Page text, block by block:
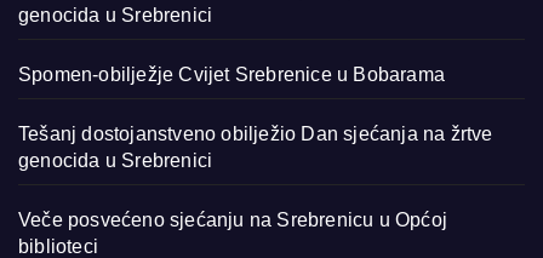
genocida u Srebrenici
Spomen-obilježje Cvijet Srebrenice u Bobarama
Tešanj dostojanstveno obilježio Dan sjećanja na žrtve
genocida u Srebrenici
Veče posvećeno sjećanju na Srebrenicu u Općoj
biblioteci